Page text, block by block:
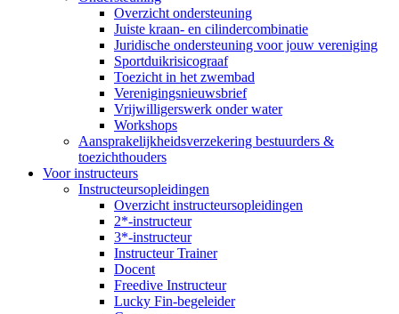
Overzicht ondersteuning
Juiste kraan- en cilindercombinatie
Juridische ondersteuning voor jouw vereniging
Sportduikrisicograaf
Toezicht in het zwembad
Verenigingsnieuwsbrief
Vrijwilligerswerk onder water
Workshops
Aansprakelijkheidsverzekering bestuurders &
toezichthouders
Voor instructeurs
Instructeursopleidingen
Overzicht instructeursopleidingen
2*-instructeur
3*-instructeur
Instructeur Trainer
Docent
Freedive Instructeur
Lucky Fin-begeleider